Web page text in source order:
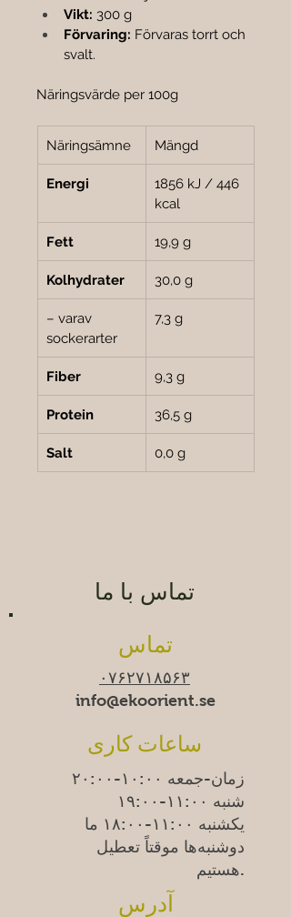
Vikt: 300 g
Förvaring: Förvaras torrt och
svalt.
Näringsvärde per 100g
Näringsämne Mängd
Energi
1856 kJ / 446
kcal
Fett 19,9 g
Kolhydrater 30,0 g
– varav
sockerarter
7,3 g
Fiber 9,3 g
Protein 36,5 g
Salt 0,0 g
تماس با ما
تماس
۰۷۶۲۷۱۸۵۶۳
info@ekoorient.se
ساعات کاری
زمان-جمعه ۱۰:۰۰-۲۰:۰۰
شنبه ۱۱:۰۰-۱۹:۰۰
یکشنبه ۱۱:۰۰-۱۸:۰۰
ما
دوشنبه‌ها موقتاً تعطیل
هستیم.
آدرس